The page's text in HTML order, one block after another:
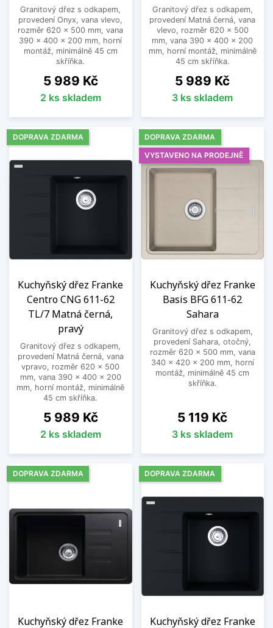
Granitový dřez s odkapem,
provedení Onyx, vana vlevo,
rozměr 620 x 500 mm, vana
390 x 400 x 200 mm, horní
montáž, minimálně 45 cm
skříňka.
Cena
5 989 Kč
2 ks skladem
Granitový dřez s odkapem,
provedení Matná černá, vana
vlevo, rozměr 620 x 500
mm, vana 390 x 400 x 200
mm, horní montáž, minimálně
45 cm skříňka.
Cena
5 989 Kč
3 ks skladem
Kuchyňský dřez Franke
Centro CNG 611-62
TL/7 Matná černá,
pravý
Granitový dřez s odkapem,
provedení Matná černá, vana
vpravo, rozměr 620 x 500
mm, vana 390 x 400 x 200
mm, horní montáž, minimálně
45 cm skříňka.
Cena
5 989 Kč
2 ks skladem
DOPRAVA ZDARMA
Kuchyňský dřez Franke
Basis BFG 611-62
Sahara
Granitový dřez s odkapem,
provedení Sahara, otočný,
rozměr 620 x 500 mm, vana
340 x 420 x 200 mm, horní
montáž, minimálně 45 cm
skříňka.
Cena
5 119 Kč
3 ks skladem
DOPRAVA ZDARMA
VYSTAVENO NA PRODEJNĚ
Kuchyňský dřez Franke
DOPRAVA ZDARMA
Kuchyňský dřez Franke
DOPRAVA ZDARMA